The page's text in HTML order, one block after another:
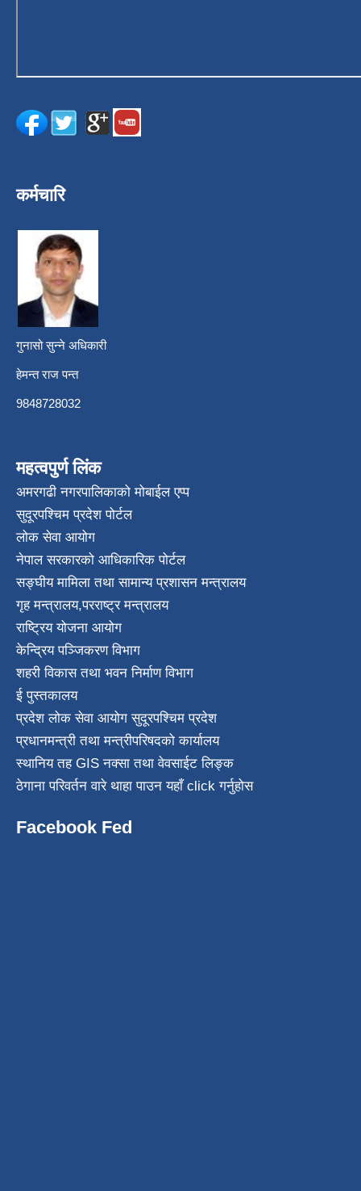
कर्मचारि
गुनासो सुन्ने अधिकारी
हेमन्त राज पन्त
9848728032
महत्वपुर्ण लिंक
अमरगढी नगरपालिकाको मोबाईल एप्प
सुदूरपश्चिम प्रदेश पोर्टल
लोक सेवा आयोग
नेपाल सरकारको आधिकारिक पोर्टल
सङ्घीय मामिला तथा सामान्य प्रशासन मन्त्रालय
गृह मन्त्रालय,परराष्ट्र मन्त्रालय
राष्ट्रिय योजना आयोग
केन्द्रिय पञ्जिकरण विभाग
शहरी विकास तथा भवन निर्माण विभाग
ई पुस्तकालय
प्रदेश लोक सेवा आयोग सुदूरपश्चिम प्रदेश
प्रधानमन्त्री तथा मन्त्रीपरिषदको कार्यालय
स्थानिय तह GIS नक्सा तथा वेवसाईट लिङ्क
ठेगाना परिवर्तन वारे थाहा पाउन यहाँ click गर्नुहोस
Facebook Fed